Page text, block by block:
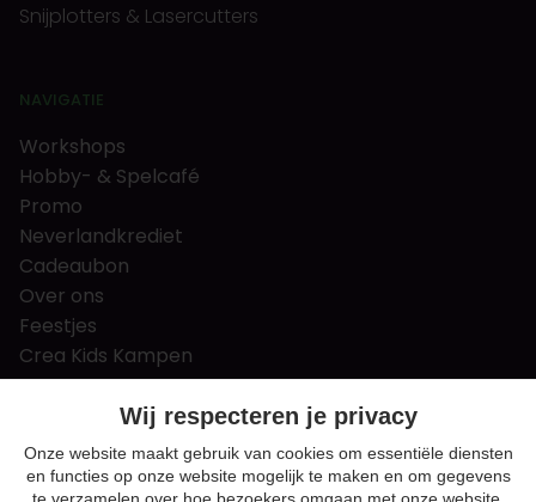
Snijplotters & Lasercutters
NAVIGATIE
Workshops
Hobby- & Spelcafé
Promo
Neverlandkrediet
Cadeaubon
Over ons
Feestjes
Crea Kids Kampen
FAQ
Tips & tricks
Contact
Nieuws & Vacatures
Wij respecteren je privacy
Onze website maakt gebruik van cookies om essentiële diensten
en functies op onze website mogelijk te maken en om gegevens